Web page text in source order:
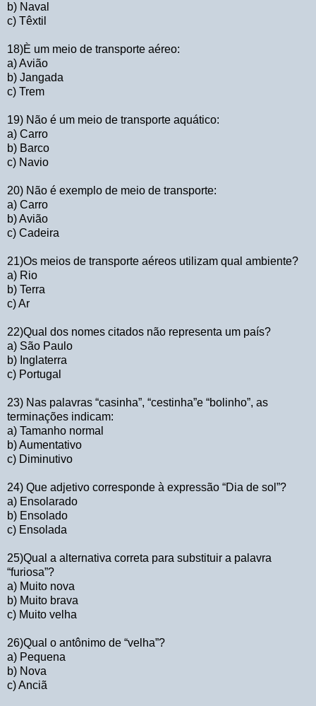
b) Naval
c) Têxtil
18)È um meio de transporte aéreo:
a) Avião
b) Jangada
c) Trem
19) Não é um meio de transporte aquático:
a) Carro
b) Barco
c) Navio
20) Não é exemplo de meio de transporte:
a) Carro
b) Avião
c) Cadeira
21)Os meios de transporte aéreos utilizam qual ambiente?
a) Rio
b) Terra
c) Ar
22)Qual dos nomes citados não representa um país?
a) São Paulo
b) Inglaterra
c) Portugal
23) Nas palavras “casinha”, “cestinha”e “bolinho”, as
terminações indicam:
a) Tamanho normal
b) Aumentativo
c) Diminutivo
24) Que adjetivo corresponde à expressão “Dia de sol”?
a) Ensolarado
b) Ensolado
c) Ensolada
25)Qual a alternativa correta para substituir a palavra
“furiosa”?
a) Muito nova
b) Muito brava
c) Muito velha
26)Qual o antônimo de “velha”?
a) Pequena
b) Nova
c) Anciã